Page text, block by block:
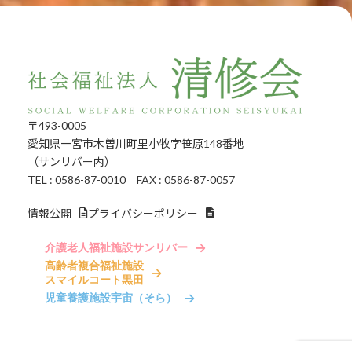
〒493-0005
愛知県一宮市木曽川町里小牧字笹原148番地
（サンリバー内）
TEL : 0586-87-0010 FAX : 0586-87-0057
情報公開 プライバシーポリシー
介護老人福祉施設サンリバー
高齢者複合福祉施設
スマイルコート黒田
児童養護施設宇宙（そら）